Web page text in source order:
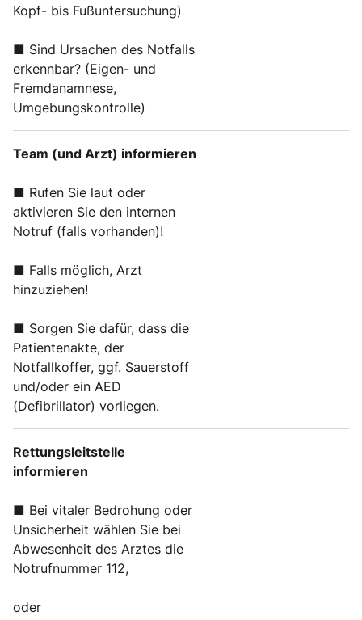
Kopf- bis Fußuntersuchung)
■ Sind Ursachen des Notfalls
erkennbar? (Eigen- und
Fremdanamnese,
Umgebungskontrolle)
Team (und Arzt) informieren
■ Rufen Sie laut oder
aktivieren Sie den internen
Notruf (falls vorhanden)!
■ Falls möglich, Arzt
hinzuziehen!
■ Sorgen Sie dafür, dass die
Patientenakte, der
Notfallkoffer, ggf. Sauerstoff
und/oder ein AED
(Defibrillator) vorliegen.
Rettungsleitstelle
informieren
■ Bei vitaler Bedrohung oder
Unsicherheit wählen Sie bei
Abwesenheit des Arztes die
Notrufnummer 112,
oder